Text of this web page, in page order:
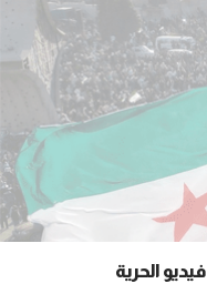
فيديو الحرية